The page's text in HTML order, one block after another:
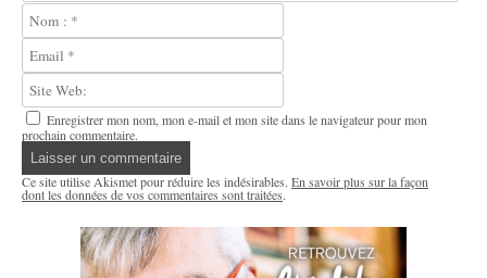
Enregistrer mon nom, mon e-mail et mon site dans le navigateur pour mon
prochain commentaire.
Ce site utilise Akismet pour réduire les indésirables. En savoir plus sur la façon
dont les données de vos commentaires sont traitées.